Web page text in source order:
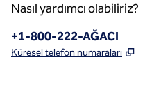
Nasıl yardımcı olabiliriz?
Telefon:
+1-800-222-AĞACI
Küresel telefon numaraları ,